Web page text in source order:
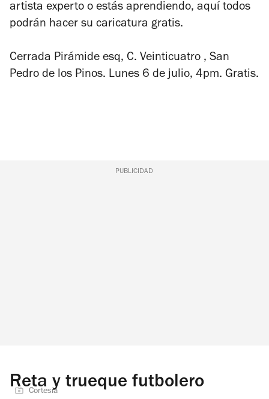
artista experto o estás aprendiendo, aquí todos
podrán hacer su caricatura gratis.
Cerrada Pirámide esq, C. Veinticuatro , San
Pedro de los Pinos. Lunes 6 de julio, 4pm. Gratis.
PUBLICIDAD
Reta y trueque futbolero
Cortesía